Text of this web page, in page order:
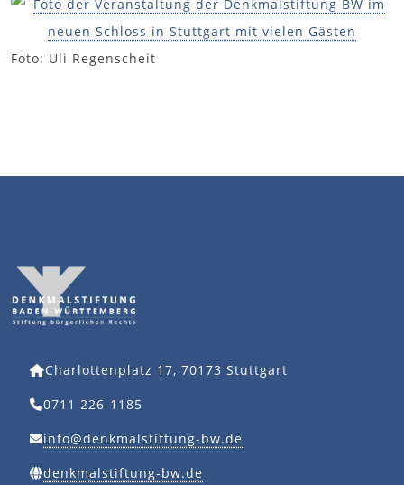
Foto: Uli Regenscheit
Charlottenplatz 17, 70173 Stuttgart
0711 226-1185
info@denkmalstiftung-bw.de
denkmalstiftung-bw.de